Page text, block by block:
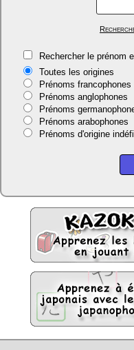
Rechercher le prénom
Toutes les origines
Prénoms francophones
Prénoms anglophones
Prénoms
Prénoms arabophones
Prénoms d'origine